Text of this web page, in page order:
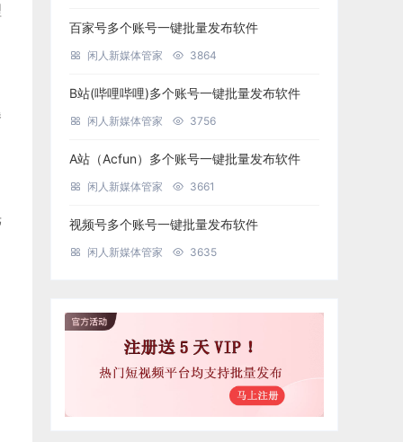
百家号多个账号一键批量发布软件
闲人新媒体管家 3864
B站(哔哩哔哩)多个账号一键批量发布软件
闲人新媒体管家 3756
A站（Acfun）多个账号一键批量发布软件
闲人新媒体管家 3661
视频号多个账号一键批量发布软件
闲人新媒体管家 3635